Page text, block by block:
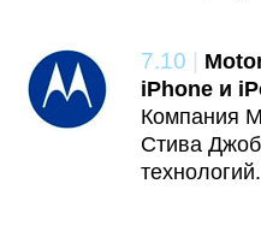
7.10 |
iPhone и
Компания
Стива
технологий.